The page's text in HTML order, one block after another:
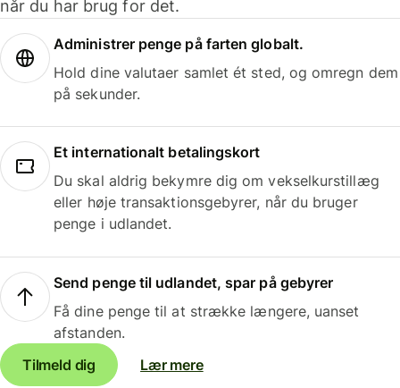
når du har brug for det.
Administrer penge på farten globalt.
Hold dine valutaer samlet ét sted, og omregn dem
på sekunder.
Et internationalt betalingskort
Du skal aldrig bekymre dig om vekselkurstillæg
eller høje transaktionsgebyrer, når du bruger
penge i udlandet.
Send penge til udlandet, spar på gebyrer
Få dine penge til at strække længere, uanset
afstanden.
Tilmeld dig
Lær mere